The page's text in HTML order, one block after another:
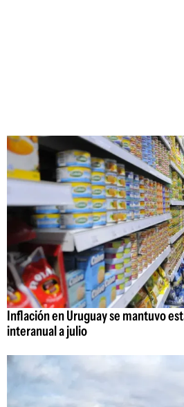
Inflación en Uruguay se mantuvo
interanual a julio